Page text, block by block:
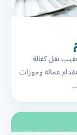
نقل كفالة
عماله وجوزات